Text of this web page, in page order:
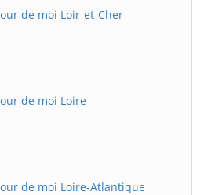
de moi Loir-et-Cher
de moi Loire
de moi Loire-Atlantique